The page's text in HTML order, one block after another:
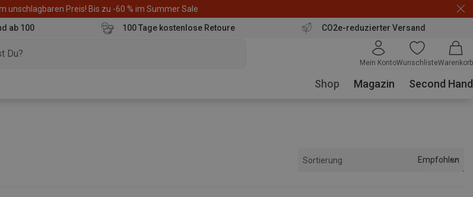
unschlagbaren Preis! Bis zu -60 % im Summer Sale
ab 100
100 Tage kostenlose Retoure CO2e-reduzierter Versand
Mein KontoWunschlisteWarenkorb
Shop Magazin Second Hand
Sortierung Empfohlen